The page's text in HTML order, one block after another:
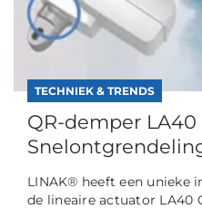
TECHNIEK & TRENDS
QR-demper LA40
LINAK® heeft een unieke
de lineaire actuator LA40